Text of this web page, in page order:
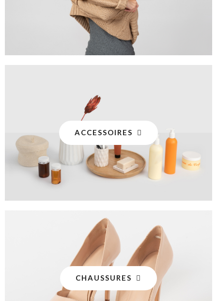
ACCESSOIRES
CHAUSSURES